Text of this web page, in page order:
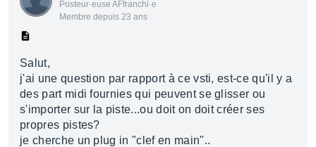
Posteur·euse AFfranchi·e
Membre depuis 23 ans
Salut,
j'ai une question par rapport à ce vsti, est-ce qu'il y a
des part midi fournies qui peuvent se glisser ou
s'importer sur la piste...ou doit on doit créer ses
propres pistes?
je cherche un plug in "clef en main"..